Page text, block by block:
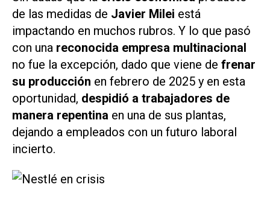
de las medidas de Javier Milei está
impactando en muchos rubros. Y lo que pasó
con una reconocida empresa multinacional
no fue la excepción, dado que viene de frenar
su producción en febrero de 2025 y en esta
oportunidad, despidió a trabajadores de
manera repentina en una de sus plantas,
dejando a empleados con un futuro laboral
incierto.